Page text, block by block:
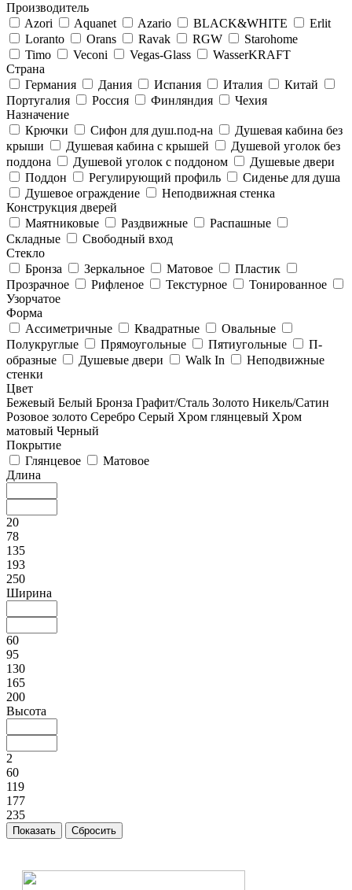
Производитель
Azori
Aquanet Azario BLACK&WHITE
Erlit
Loranto
Orans Ravak RGW
Starohome
Timo
Veconi Vegas-Glass
WasserKRAFT
Страна
Германия
Дания Испания Италия
Китай
Португалия
Россия Финляндия
Чехия
Назначение
Крючки
Сифон для душ.под-на
Душевая кабина без
крыши
Душевая кабина с крышей
Душевой уголок без
поддона
Душевой уголок с поддоном
Душевые двери
Поддон
Регулирующий профиль
Сиденье для душа
Душевое ограждение
Неподвижная стенка
Конструкция дверей
Маятниковые
Раздвижные
Распашные
Складные
Свободный вход
Стекло
Бронза
Зеркальное Матовое
Пластик
Прозрачное
Рифленое Текстурное
Тонированное
Узорчатое
Форма
Ассиметричные
Квадратные
Овальные
Полукруглые
Прямоугольные Пятиугольные
П-
образные
Душевые двери Walk In
Неподвижные
стенки
Цвет
Бежевый Белый Бронза Графит/Сталь Золото Никель/Сатин
Розовое золото Серебро Серый Хром глянцевый Хром
матовый Черный
Покрытие
Глянцевое
Матовое
Длина
20
78
135
193
250
Ширина
60
95
130
165
200
Высота
2
60
119
177
235